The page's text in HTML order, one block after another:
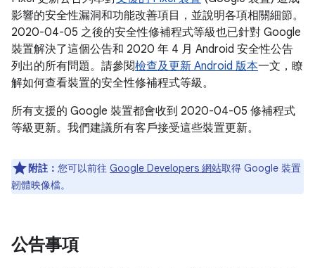
影響的安全性漏洞和功能改善項目，並說明各項相關細節。
2020-04-05 之後的安全性修補程式等級也已針對 Google
裝置解決了這個公告和 2020 年 4 月 Android 安全性公告
列出的所有問題。請參閱檢查及更新 Android 版本一文，瞭
解如何查看裝置的安全性修補程式等級。
所有支援的 Google 裝置都會收到 2020-04-05 修補程式
等級更新。我們建議所有客戶接受這些裝置更新。
附註： 您可以前往 Google Developers 網站取得 Google 裝置
韌體映像檔。
公告事項